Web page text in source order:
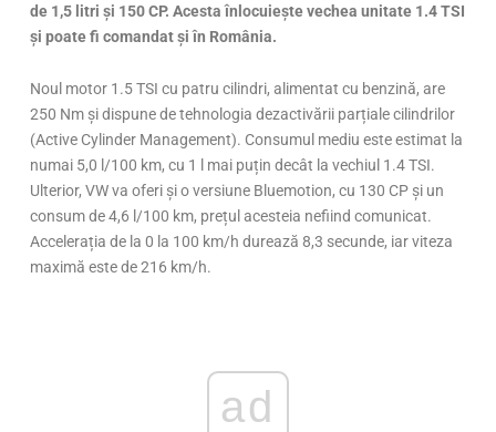
de 1,5 litri și 150 CP. Acesta înlocuiește vechea unitate 1.4 TSI
și poate fi comandat și în România.
Noul motor 1.5 TSI cu patru cilindri, alimentat cu benzină, are
250 Nm și dispune de tehnologia dezactivării parțiale cilindrilor
(Active Cylinder Management). Consumul mediu este estimat la
numai 5,0 l/100 km, cu 1 l mai puțin decât la vechiul 1.4 TSI.
Ulterior, VW va oferi și o versiune Bluemotion, cu 130 CP și un
consum de 4,6 l/100 km, prețul acesteia nefiind comunicat.
Accelerația de la 0 la 100 km/h durează 8,3 secunde, iar viteza
maximă este de 216 km/h.
ad